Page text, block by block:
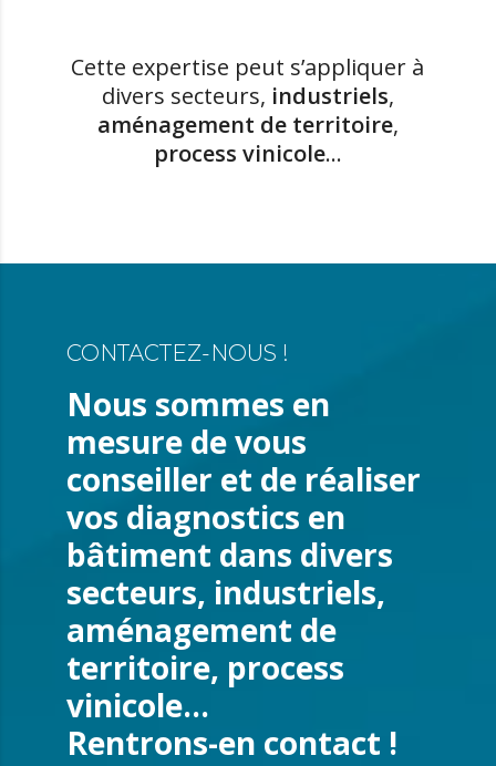
Cette expertise peut s’appliquer à
divers secteurs, industriels,
aménagement de territoire,
process vinicole…
CONTACTEZ-NOUS !
Nous sommes en
mesure de vous
conseiller et de réaliser
vos diagnostics en
bâtiment dans divers
secteurs, industriels,
aménagement de
territoire, process
vinicole…
Rentrons-en contact !